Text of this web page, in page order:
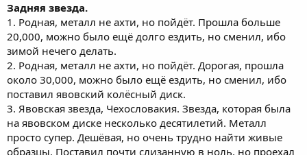
Задняя звезда.
1. Родная, металл не ахти, но пойдёт. Прошла больше
20,000, можно было ещё долго ездить, но сменил, ибо
зимой нечего делать.
2. Родная, металл не ахти, но пойдёт. Дорогая, прошла
около 30,000, можно было ещё ездить, но сменил, ибо
поставил явовский колёсный диск.
3. Явовская звезда, Чехословакия. Звезда, которая была
на явовском диске несколько десятилетий. Металл
просто супер. Дешёвая, но очень трудно найти живые
образцы. Поставил почти слизанную в ноль, но проехал